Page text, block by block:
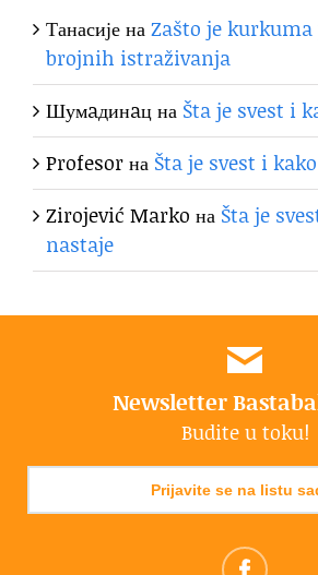
ТанасијенаZašto je
brojnih istraživanja
Шумaдинaцна Šta je svest i
Profesorна Šta je svest i
Zirojević Marko на Šta je
nastaje
Newsletter
Budite u toku!
Prijavite se na listu